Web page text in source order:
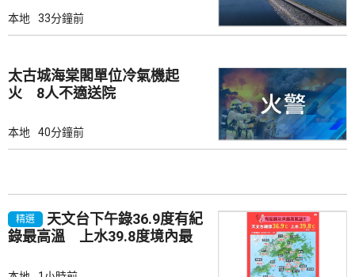
本地 33分鐘前
太古城海棠閣單位冷氣機起
火 8人不適送院
本地 40分鐘前
精選
天文台下午錄36.9度有紀
錄最高溫 上水39.8度境內最